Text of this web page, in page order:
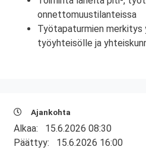
onnettomuustilanteissa
Työtapaturmien merkitys
työyhteisölle ja
Ajankohta
Alkaa: 15.6.2026 08:30
Päättyy: 15.6.2026 16:00